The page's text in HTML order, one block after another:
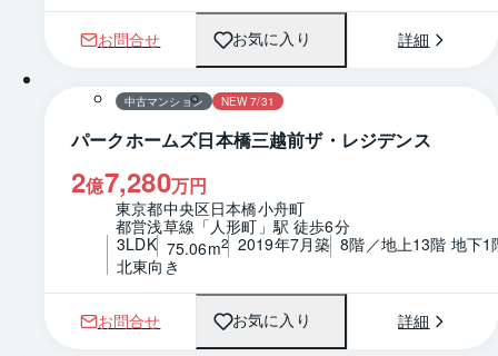
お問合せ お気に入り 詳細
1 / 0 間取り
中古マンション NEW 7/31
パークホームズ日本橋三越前ザ・レジデンス
2億7,280万円
東京都中央区日本橋小舟町
都営浅草線「人形町」駅 徒歩6分
3LDK 75.06m2 2019年7月築 8階／地上13階 地下1
北東向き
お問合せ お気に入り 詳細
1 / 0 間取り